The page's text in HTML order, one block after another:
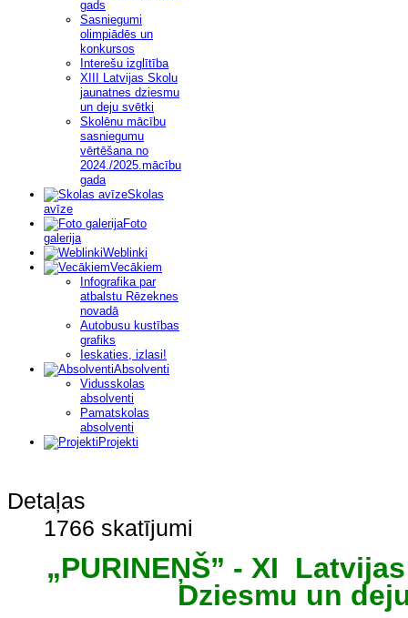
gads
Sasniegumi
olimpiādēs un
konkursos
Interešu izglītība
XIII Latvijas Skolu
jaunatnes dziesmu
un deju svētki
Skolēnu mācību
sasniegumu
vērtēšana no
2024./2025.mācību
gada
Skolas
avīze
Foto
galerija
Weblinki
Vecākiem
Infografika par
atbalstu Rēzeknes
novadā
Autobusu kustības
grafiks
Ieskaties, izlasi!
Absolventi
Vidusskolas
absolventi
Pamatskolas
absolventi
Projekti
Detaļas
1766 skatījumi
„PURINEŅŠ” - XI
Dziesmu un